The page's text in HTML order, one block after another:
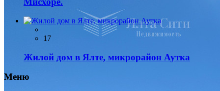
17
Жилой дом в Ялте, микрорайон Аутка
Меню